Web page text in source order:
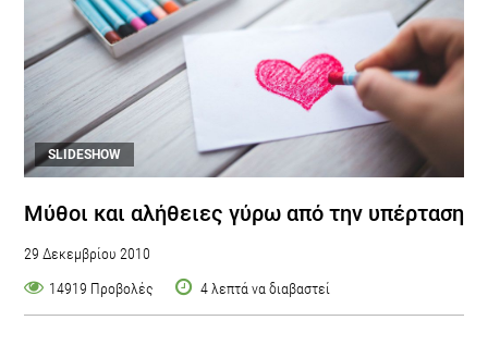
SLIDESHOW
Μύθοι και αλήθειες γύρω από την υπέρταση
29 Δεκεμβρίου 2010
14919 Προβολές
4 λεπτά να διαβαστεί